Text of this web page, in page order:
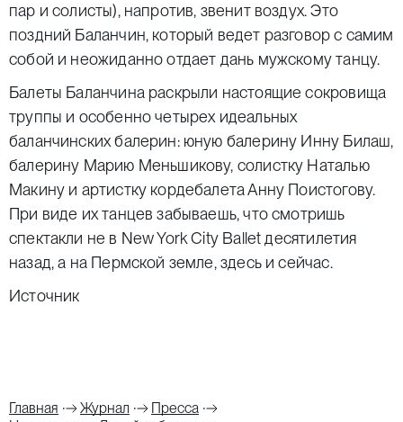
пар и солисты), напротив, звенит воздух. Это
поздний Баланчин, который ведет разговор с самим
собой и неожиданно отдает дань мужскому танцу.
Балеты Баланчина раскрыли настоящие сокровища
труппы и особенно четырех идеальных
баланчинских балерин: юную балерину Инну Билаш,
балерину Марию Меньшикову, солистку Наталью
Макину и артистку кордебалета Анну Поистогову.
При виде их танцев забываешь, что смотришь
спектакли не в New York City Ballet десятилетия
назад, а на Пермской земле, здесь и сейчас.
Источник
Главная Журнал
Пресса